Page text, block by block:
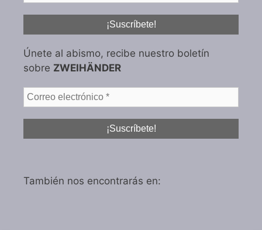
Únete al abismo, recibe nuestro boletín
sobre ZWEIHÄNDER
También nos encontrarás en: